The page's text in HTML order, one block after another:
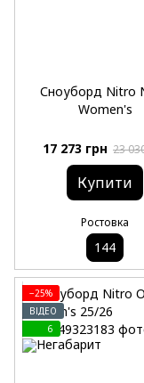
Сноуборд Nitro
Women's
17 273 грн 23
Купити
Ростовка
144
−25%
ВІДЕО
6